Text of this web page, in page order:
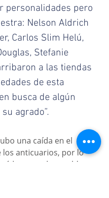
personalidades pero
Nelson Aldrich
Carlos Slim Helú,
Stefanie
a las tiendas
de esta
busca de algún
agrado”.
una caída en el
los anticuarios, por lo
la venta de muebles